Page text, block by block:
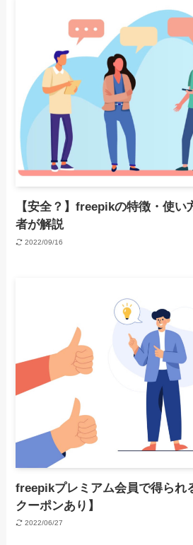
【安全？】freepikの特徴・使い
者が解説
2022/09/16
freepikプレミアム会員で得られ
クーポンあり】
2022/06/27